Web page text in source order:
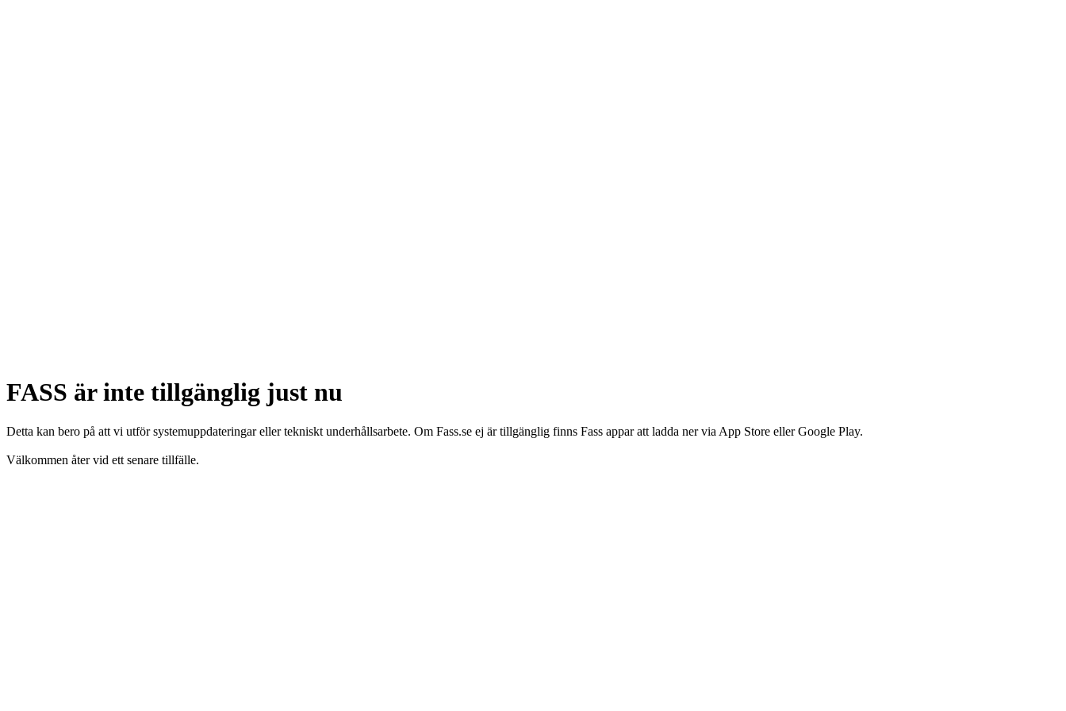
FASS är inte tillgänglig just nu
Detta kan bero på att vi utför systemuppdateringar eller tekniskt underhållsarbete. Om Fass.se ej är tillgänglig finns Fass appar att ladda ner via App Store eller Google Play.
Välkommen åter vid ett senare tillfälle.